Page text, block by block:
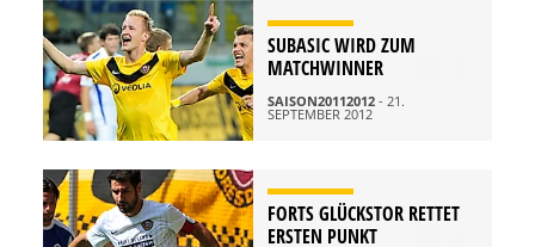
SUBASIC WIRD ZUM
MATCHWINNER
SAISON20112012 - 21.
SEPTEMBER 2012
FORTS GLÜCKSTOR RETTET
ERSTEN PUNKT